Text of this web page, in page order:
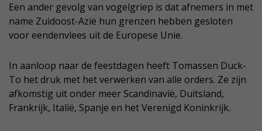
Een ander gevolg van vogelgriep is dat afnemers in met
name Zuidoost-Azië hun grenzen hebben gesloten
voor eendenvlees uit de Europese Unie.
In aanloop naar de feestdagen heeft Tomassen Duck-
To het druk met het verwerken van alle orders. Ze zijn
afkomstig uit onder meer Scandinavië, Duitsland,
Frankrijk, Italië, Spanje en het Verenigd Koninkrijk.